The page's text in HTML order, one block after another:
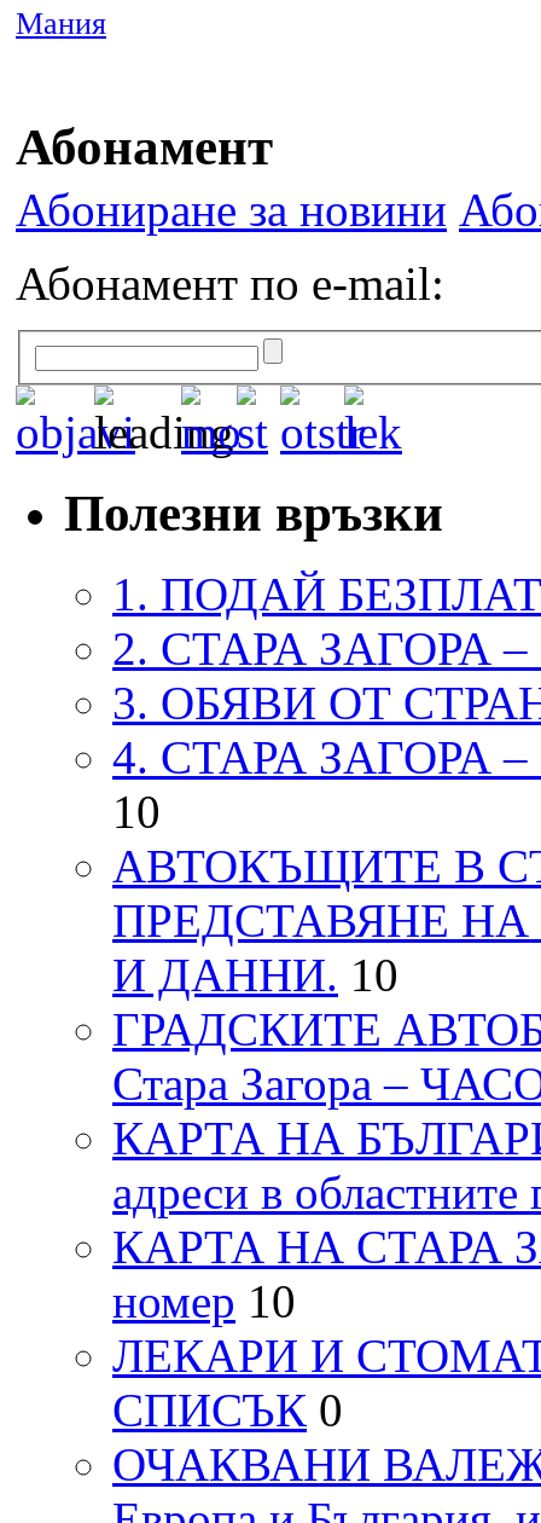
Мания
Абонамент
Абониране за новини
Абонамент по e-mail:
Полезни връзки
1. ПОДАЙ
2. СТАРА ЗАГОРА
3. ОБЯВИ ОТ
4. СТАРА ЗАГОРА
10
АВТОКЪЩИТЕ В
ПРЕДСТАВЯНЕ
И ДАННИ. 10
ГРАДСКИТЕ
Стара Загора –
КАРТА НА
адреси в областните
КАРТА НА СТАРА
номер 10
ЛЕКАРИ И
СПИСЪК 0
ОЧАКВАНИ ВАЛЕЖИ